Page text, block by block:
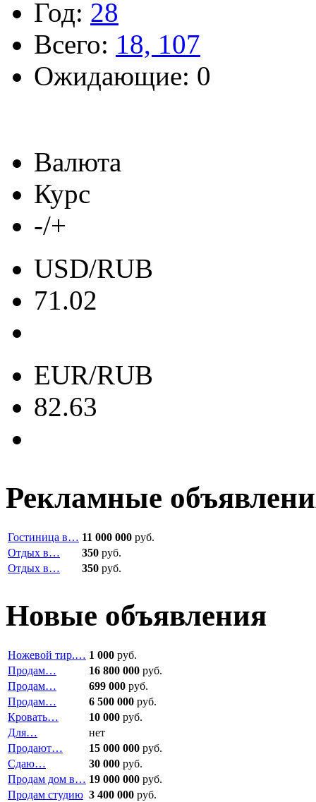
Год: 28
Всего: 18, 107
Ожидающие: 0
Валюта
Курс
-/+
USD/RUB
71.02
EUR/RUB
82.63
Рекламные
Гостиница в… 11 000 000 руб.
Отдых в…
350 руб.
Отдых в…
350 руб.
Новые объявления
Ножевой тир.… 1 000 руб.
Продам…
16 800 000 руб.
Продам…
699 000 руб.
Продам…
6 500 000 руб.
Кровать…
10 000 руб.
Для…
нет
Продают…
15 000 000 руб.
Сдаю…
30 000 руб.
Продам дом в… 19 000 000 руб.
Продам студию 3 400 000 руб.